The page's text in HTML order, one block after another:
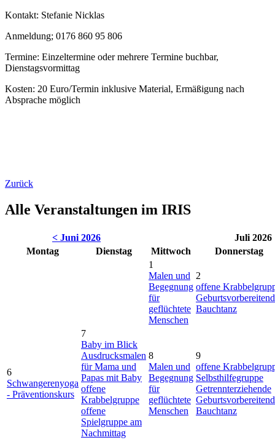
Kontakt: Stefanie Nicklas
Anmeldung; 0176 860 95 806
Termine: Einzeltermine oder mehrere Termine buchbar,
Dienstagsvormittag
Kosten: 20 Euro/Termin inklusive Material, Ermäßigung nach
Absprache möglich
Zurück
Alle Veranstaltungen im IRIS
< Juni 2026
Juli 2026
Montag
Dienstag Mittwoch
Donnerstag
1
Malen und
Begegnung
für
geflüchtete
Menschen
2
offene
Bauchtanz
6
Schwangerenyoga
- Präventionskurs
7
Baby im Blick
Ausdrucksmalen
für Mama und
Papas mit Baby
offene
Krabbelgruppe
offene
Spielgruppe am
Nachmittag
8
Malen und
Begegnung
für
geflüchtete
Menschen
9
offene
Selbsthilfegruppe
Getrennterziehende
Bauchtanz